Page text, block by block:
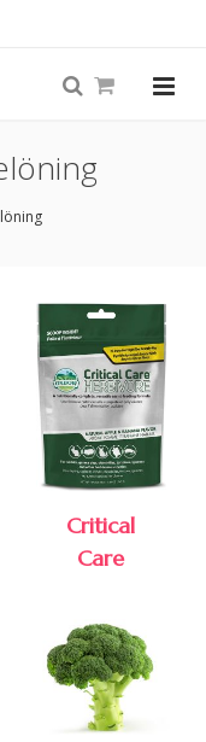
Critical
Care